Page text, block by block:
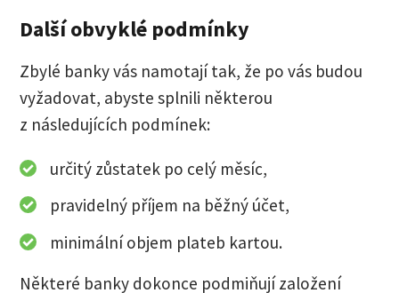
Další obvyklé podmínky
Zbylé banky vás namotají tak, že po vás budou
vyžadovat, abyste splnili některou
z následujících podmínek:
určitý zůstatek po celý měsíc,
pravidelný příjem na běžný účet,
minimální objem plateb kartou.
Některé banky dokonce podmiňují založení